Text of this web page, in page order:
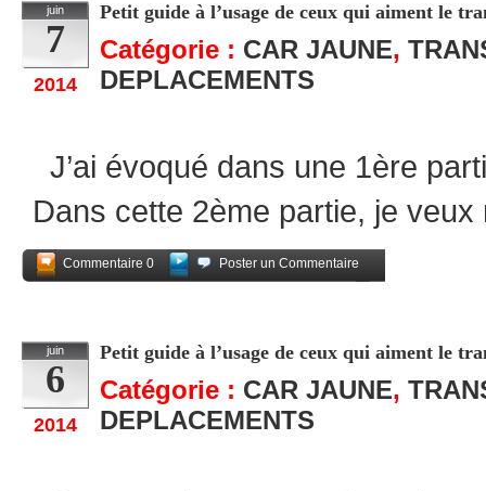
juin
7
2014
Petit guide à l’usage de ceux qui aiment le
Catégorie : CAR JAUNE,
DEPLACEMENTS
J’ai évoqué dans une 1ère
Dans cette 2ème partie, je
Commentaire 0
Poster un Commentaire
juin
6
2014
Petit guide à l’usage de ceux qui aiment le
Catégorie : CAR JAUNE,
DEPLACEMENTS